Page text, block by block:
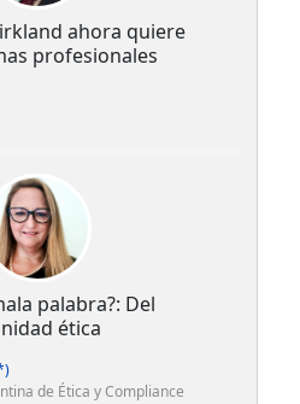
ahora quiere
profesionales
palabra?: Del
ética
de Ética y Compliance